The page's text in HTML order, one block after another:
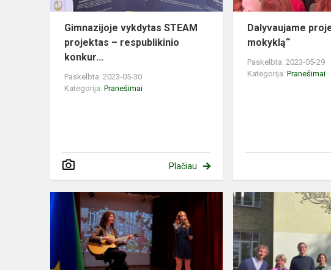
Gimnazijoje vykdytas STEAM
projektas – respublikinio
konkur...
Paskelbta: 2023-05-30
Kategorija: Pranešimai
Plačiau
Dalyvaujame
mokyklą“
Paskelbta: 2023-05-29
Kategorija:Pranešimai